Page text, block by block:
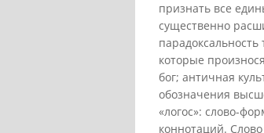
признать все
существенно
которые
бог; античная
обозначения
«логос»: слово-
коннотаций.